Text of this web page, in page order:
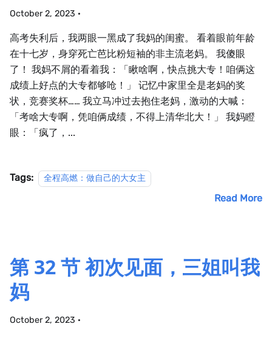
October 2, 2023 ·
高考失利后，我两眼一黑成了我妈的闺蜜。 看着眼前年龄
在十七岁，身穿死亡芭比粉短袖的非主流老妈。 我傻眼
了！ 我妈不屑的看着我：「瞅啥啊，快点挑大专！咱俩这
成绩上好点的大专都够呛！」 记忆中家里全是老妈的奖
状，竞赛奖杯…… 我立马冲过去抱住老妈，激动的大喊：
「考啥大专啊，凭咱俩成绩，不得上清华北大！」 我妈瞪
眼：「疯了，...
Tags: 全程高燃：做自己的大女主
Read More
第 32 节 初次见面，三姐叫我
妈
October 2, 2023 ·